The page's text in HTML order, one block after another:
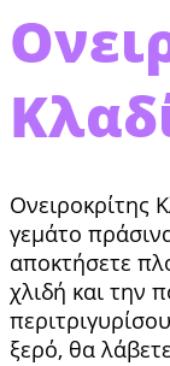
Ονειροκρίτης
γεμάτο
αποκτήσετε
χλιδή και την
ξερό, θα